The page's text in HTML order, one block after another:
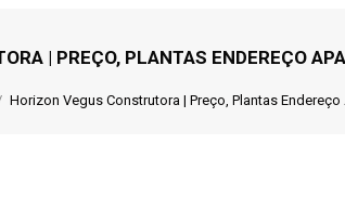
| PREÇO, PLANTAS ENDEREÇO
Horizon Vegus Construtora | Preço, Plantas